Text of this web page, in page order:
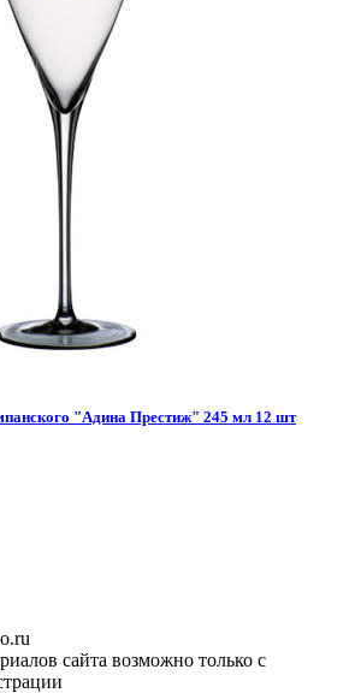
"Адина Престиж" 245 мл 12 шт
сайта возможно только с